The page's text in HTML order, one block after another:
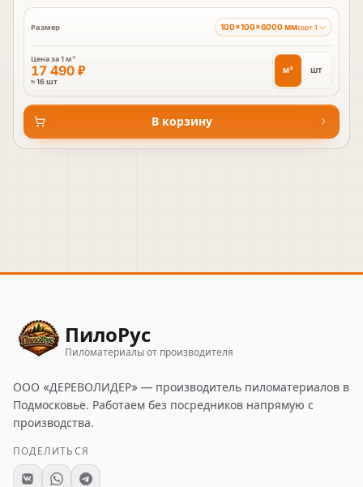
Размер 100×100×6000 ммсорт 1
Цена за1 м³
17 490 ₽
≈ 16 шт
м³ шт
В корзину
ПилоРус
Пиломатериалы от производителя
ООО «ДЕРЕВОЛИДЕР» — производитель пиломатериалов в
Подмосковье. Работаем без посредников напрямую с
производства.
ПОДЕЛИТЬСЯ